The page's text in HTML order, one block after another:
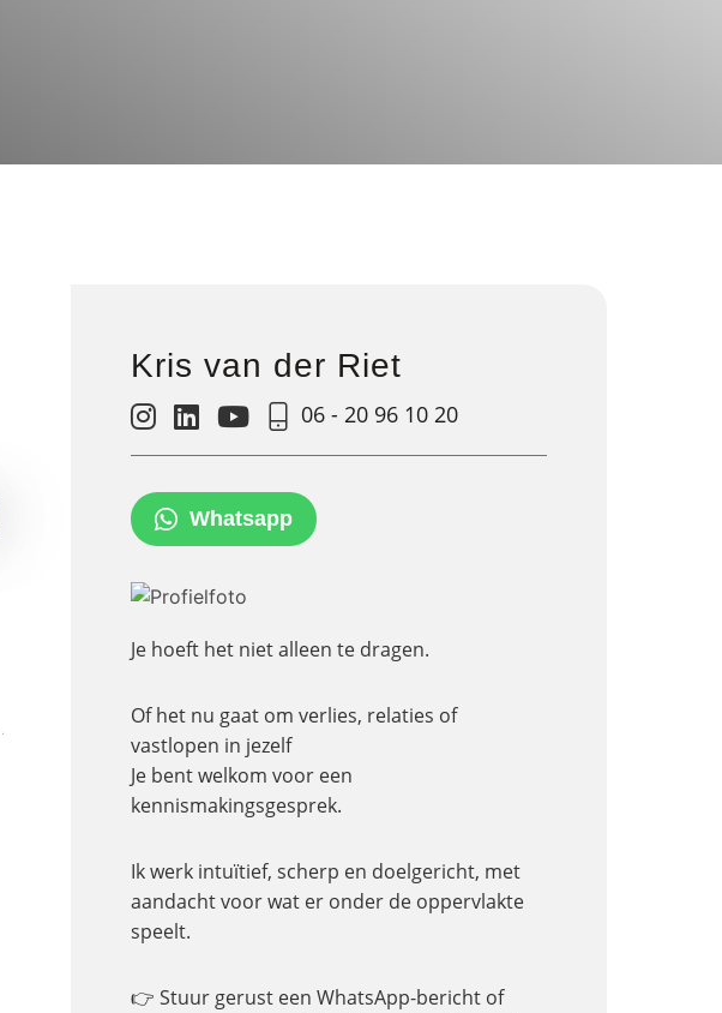
Kris van der Riet
06 - 20 96 10 20
Whatsapp
Je hoeft het niet alleen te dragen.
Of het nu gaat om verlies, relaties of
vastlopen in jezelf
Je bent welkom voor een
kennismakingsgesprek.
Ik werk intuïtief, scherp en doelgericht, met
aandacht voor wat er onder de oppervlakte
speelt.
👉 Stuur gerust een WhatsApp-bericht of